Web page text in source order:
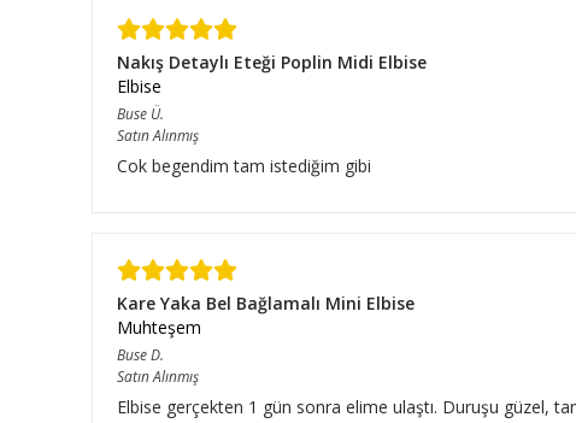
Nakış Detaylı Eteği Poplin Midi Elbise
Elbise
Buse Ü.
Satın Alınmış
Cok begendim tam istediğim gibi
Kare Yaka Bel Bağlamalı Mini Elbise
Muhteşem
BuseD.
Satın Alınmış
Elbise gerçekten 1 gün sonra elime ulaştı. Duruşu güzel,